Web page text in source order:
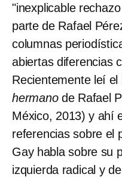
"inexplicable
parte de Rafael
columnas
abiertas diferencias
Recientemente leí el
hermanode Rafael
México, 2013) y ahí
referencias sobre el
Gay habla sobre su
izquierda radical y